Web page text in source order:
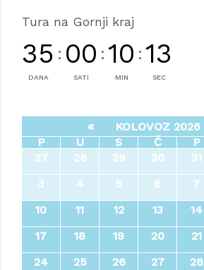
Tura na Gornji kraj
35
DANA
: 00
SATI
: 10
MIN
: 13
SEC
« KOLOVOZ 2026
P U S Č P
27
28 29 30 31
3
4 5 6 7
10
11 12 13 14
17
18 19 20 21
24
25 26 27 28